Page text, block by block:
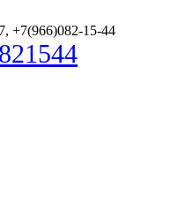
+7(966)082-15-44